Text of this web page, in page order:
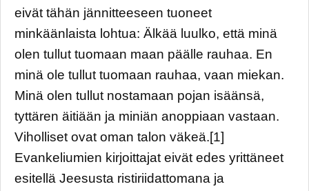
eivät tähän jännitteeseen tuoneet
minkäänlaista lohtua: Älkää luulko, että minä
olen tullut tuomaan maan päälle rauhaa. En
minä ole tullut tuomaan rauhaa, vaan miekan.
Minä olen tullut nostamaan pojan isäänsä,
tyttären äitiään ja miniän anoppiaan vastaan.
Viholliset ovat oman talon väkeä.[1]
Evankeliumien kirjoittajat eivät edes yrittäneet
esitellä Jeesusta ristiriidattomana ja